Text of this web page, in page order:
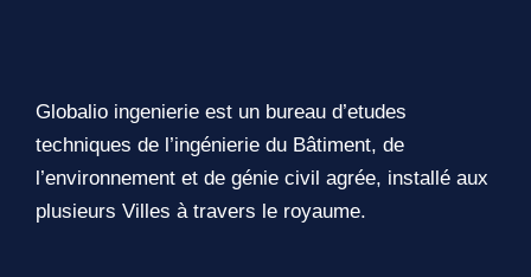
Globalio ingenierie est un bureau d’etudes
techniques de l’ingénierie du Bâtiment, de
l’environnement et de génie civil agrée, installé aux
plusieurs Villes à travers le royaume.